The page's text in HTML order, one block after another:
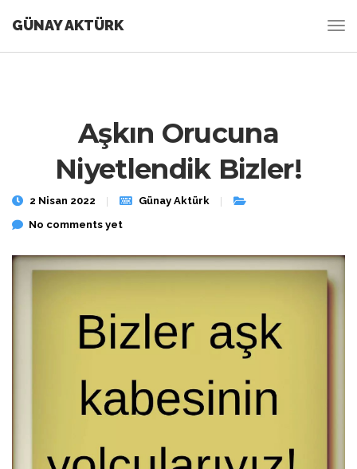
GÜNAY AKTÜRK
Aşkın Orucuna
Niyetlendik Bizler!
2 Nisan 2022
Günay Aktürk
No comments yet